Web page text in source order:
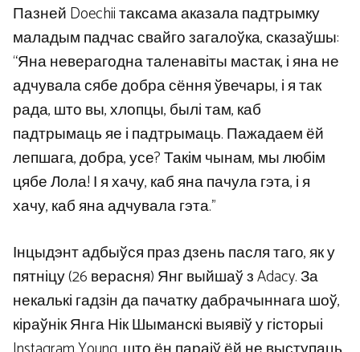
Пазней Doechii таксама аказала падтрымку
маладым падчас свайго загалоўка, сказаўшы:
“Яна неверагодна таленавіты мастак, і яна не
адчувала сябе добра сёння ўвечары, і я так
рада, што вы, хлопцы, былі там, каб
падтрымаць яе і падтрымаць. Пажадаем ёй
лепшага, добра, усе? Такім чынам, мы любім
цябе Лола! І я хачу, каб яна пачула гэта, і я
хачу, каб яна адчувала гэта.”
Інцыдэнт адбыўся праз дзень пасля таго, як у
пятніцу (26 верасня) Янг выйшаў з Adacy. За
некалькі гадзін да пачатку дабрачыннага шоў,
кіраўнік Янга Нік Шыманскі выявіў у гісторыі